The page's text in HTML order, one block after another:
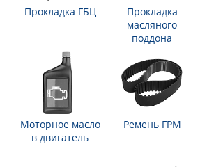
Прокладка ГБЦ
Прокладка
масляного
поддона
Моторное масло
в двигатель
Ремень ГРМ